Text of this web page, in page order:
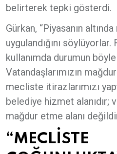
belirterek tepki gösterdi.
Gürkan, “Piyasanın
uygulandığını
kullanımda durumun
Vatandaşlarımızın
mecliste itirazlarımızı
belediye hizmet alanıdır;
mağdur etme alanı
“MECLİSTE